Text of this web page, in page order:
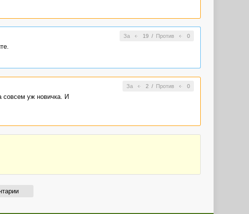
За 19/ Против 0
За 2/ Против 0
совсем уж новичка. И